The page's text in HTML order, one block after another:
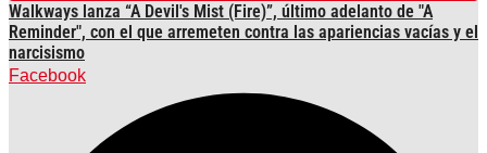
Walkways lanza “A Devil's Mist (Fire)”, último adelanto de "A
Reminder", con el que arremeten contra las apariencias vacías y el
narcisismo
Facebook